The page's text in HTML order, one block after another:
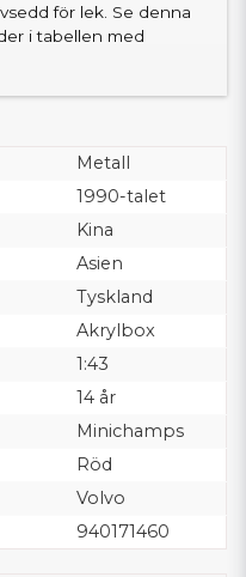
för lek. Se denna
i tabellen med
Metall
1990-talet
Kina
Asien
Tyskland
Akrylbox
1:43
14 år
Minichamps
Röd
Volvo
940171460